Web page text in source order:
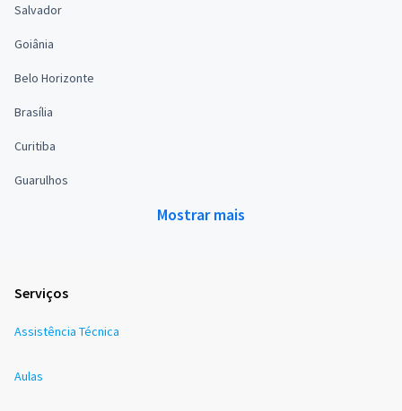
Salvador
Goiânia
Belo Horizonte
Brasília
Curitiba
Guarulhos
Mostrar mais
Serviços
Assistência Técnica
Aulas